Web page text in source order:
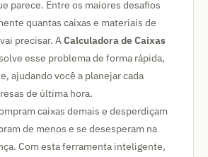
parece. Entre os maiores desafios
quantas caixas e materiais de
precisar. ACalculadora de Caixas
esse problema de forma rápida,
ajudando você a planejar cada
de última hora.
caixas demais e desperdiçam
de menos e se desesperam na
Com esta ferramenta inteligente,